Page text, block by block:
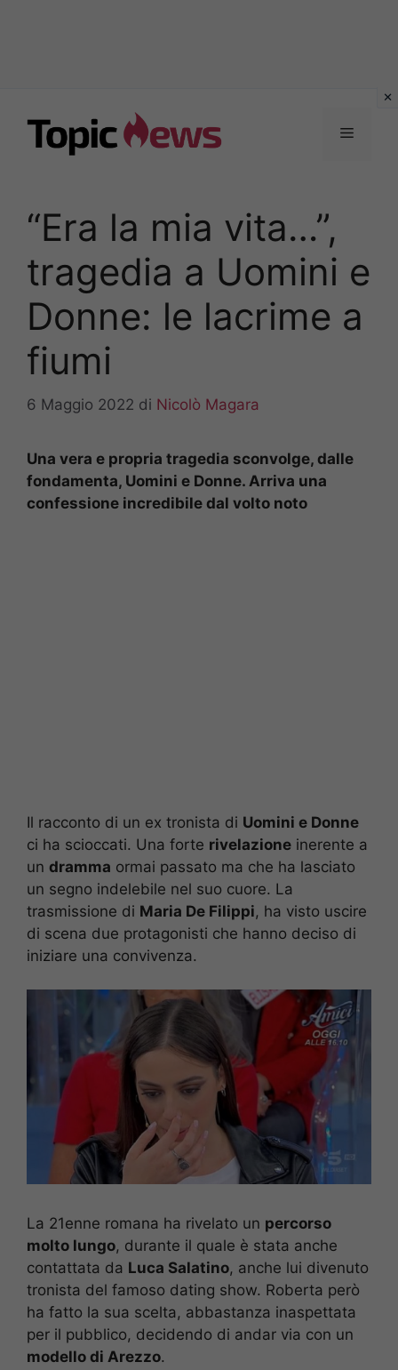
contenuto
Menu
“Era la mia vita…”,
tragedia a Uomini e
Donne: le lacrime a
fiumi
6 Maggio 2022 di Nicolò Magara
Una vera e propria tragedia sconvolge, dalle
fondamenta, Uomini e Donne. Arriva una
confessione incredibile dal volto noto
Il racconto di un ex tronista di Uomini e Donne
ci ha scioccati. Una forte rivelazione inerente a
un dramma ormai passato ma che ha lasciato
un segno indelebile nel suo cuore. La
trasmissione di Maria De Filippi, ha visto uscire
di scena due protagonisti che hanno deciso di
iniziare una convivenza.
La 21enne romana ha rivelato un percorso
molto lungo, durante il quale è stata anche
contattata da Luca Salatino, anche lui divenuto
tronista del famoso dating show. Roberta però
ha fatto la sua scelta, abbastanza inaspettata
per il pubblico, decidendo di andar via con un
modello di Arezzo.